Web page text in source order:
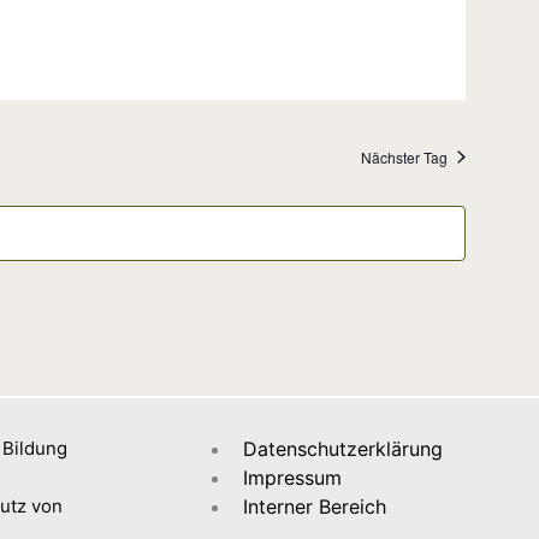
Nächster Tag
von
Datenschutzerklärung
Impressum
Interner Bereich